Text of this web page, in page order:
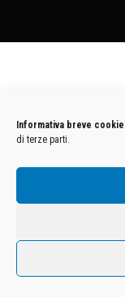
Informativa breve cookie
di terze parti.